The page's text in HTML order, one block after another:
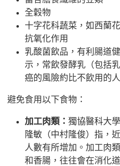
全穀物
十字花科蔬菜，如西蘭
抗氧化作用
乳酸菌飲品，有利腸道
示，常飲發酵乳（包括
癌的風險約比不飲用的
避免食用以下食物：
加工肉類： 獨協醫科大
隆敏（中村隆俊）指，
人數有所增加。加工肉
和香腸，往往會在消化